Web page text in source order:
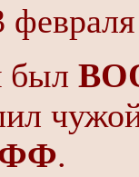
был
.